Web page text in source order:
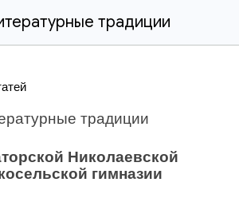
традиции
традиции
Николаевской
гимназии